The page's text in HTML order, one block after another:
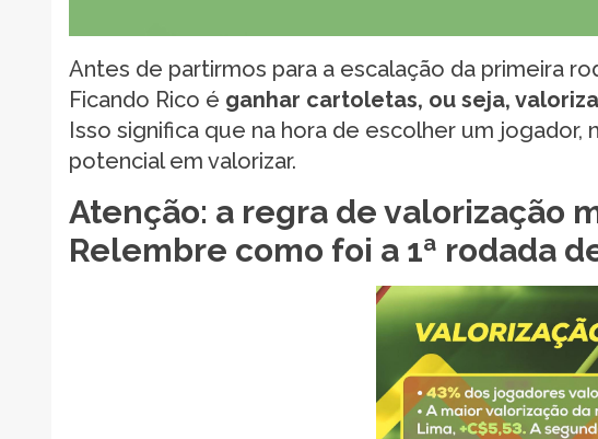
Antes de partirmos para a escalação da primeira
Ficando Rico é ganhar cartoletas, ou seja,
Isso significa que na hora de escolher um
potencial em valorizar.
Atenção: a regra de valorização
Relembre como foi a 1ª rodada